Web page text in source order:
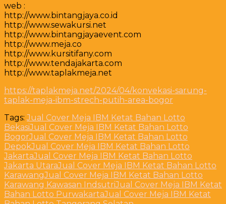
web :
http://www.bintangjaya.co.id
http://www.sewakursi.net
http://www.bintangjayaevent.com
http://www.meja.co
http://www.kursitifany.com
http://www.tendajakarta.com
http://www.taplakmeja.net
https://taplakmeja.net/2024/04/konvekasi-sarung-
taplak-meja-ibm-strech-putih-area-bogor
Tags: Jual Cover Meja IBM Ketat Bahan Lotto
BekasiJual Cover Meja IBM Ketat Bahan Lotto
BogorJual Cover Meja IBM Ketat Bahan Lotto
DepokJual Cover Meja IBM Ketat Bahan Lotto
JakartaJual Cover Meja IBM Ketat Bahan Lotto
Jakarta UtaraJual Cover Meja IBM Ketat Bahan Lotto
KarawangJual Cover Meja IBM Ketat Bahan Lotto
Karawang Kawasan IndsutriJual Cover Meja IBM Ketat
Bahan Lotto PurwakartaJual Cover Meja IBM Ketat